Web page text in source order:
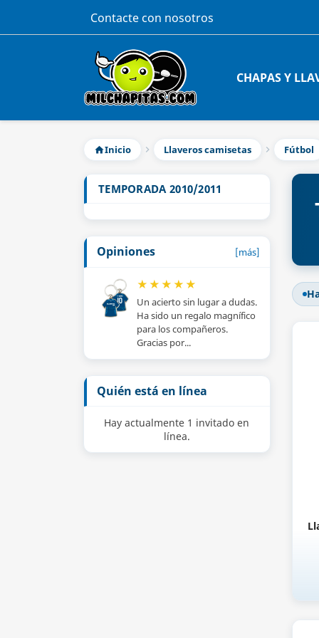
Contacte con nosotros
CHAPAS Y
Inicio Llaveros camisetas Fútbol
TEMPORADA 2010/2011
Opiniones [más]
★ ★ ★ ★ ★
Un acierto sin lugar a dudas.
Ha sido un regalo magnífico
para los compañeros.
Gracias por...
Quién está en línea
Hay actualmente 1 invitado en
línea.